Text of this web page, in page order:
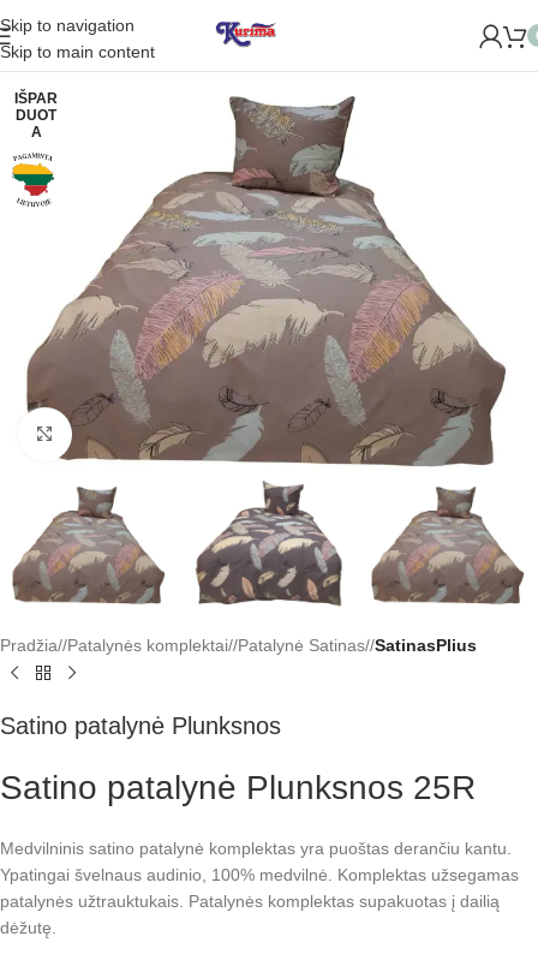
Skip to navigation
Skip to main content
NAUJĄ PARDUOTUVĘ ŽVĖRYNE (SĖLIŲ G. 29
IŠPAR
DUOT
A
Padidinti
Pradžia/ Patalynės komplektai/ Patalynė Satinas/ SatinasPlius
Satino patalynė Plunksnos
Satino patalynė Plunksnos 25R
Medvilninis satino patalynė komplektas yra puoštas derančiu kantu.
Ypatingai švelnaus audinio, 100% medvilnė. Komplektas užsegamas
patalynės užtrauktukais. Patalynės komplektas supakuotas į dailią
dėžutę.